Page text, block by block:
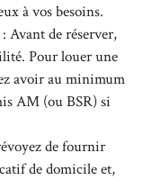
à vos besoins.
: Avant de réserver,
Pour louer une
avoir au minimum
AM (ou BSR) si
de fournir
de domicile et,